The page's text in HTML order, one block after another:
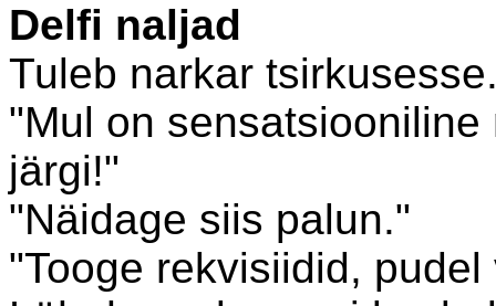
Delfi naljad
Tuleb narkar
"Mul on
järgi!"
"Näidage siis palun."
"Tooge rekvisiidid,